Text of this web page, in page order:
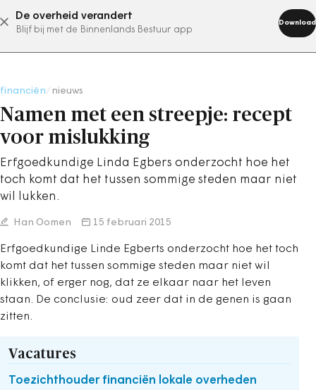
De overheid verandert
Blijf bij met de Binnenlands Bestuur app
Download
abonneer nu
financiën nieuws
Namen met een streepje: recept
voor mislukking
Erfgoedkundige Linda Egbers onderzocht hoe het
toch komt dat het tussen sommige steden maar niet
wil lukken.
Han Oomen 15 februari 2015
Erfgoedkundige Linde Egberts onderzocht hoe het toch
komt dat het tussen sommige steden maar niet wil
klikken, of erger nog, dat ze elkaar naar het leven
staan. De conclusie: oud zeer dat in de genen is gaan
zitten.
Vacatures
Toezichthouder financiën lokale overheden